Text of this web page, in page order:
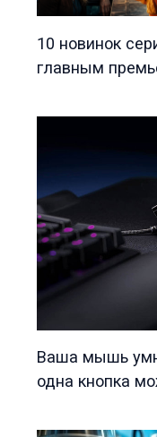
10 новинок
главным
Ваша мышь
одна кнопка